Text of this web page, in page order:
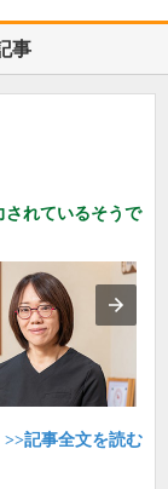
事
れているそうで
>>記事全文を読む